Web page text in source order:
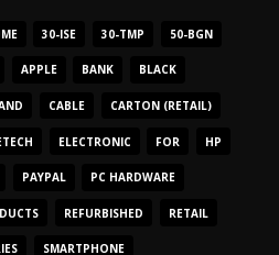
30-ISE 30-TMP 50-BGN
APPLE BANK BLACK
CABLE CARTON (RETAIL)
ELECTRONIC FOR HP
PAYPAL PC HARDWARE
REFURBISHED RETAIL
SMARTPHONE